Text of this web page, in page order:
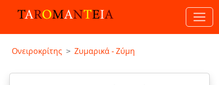
Ονειροκρίτης Ζυμαρικά - Ζύμη